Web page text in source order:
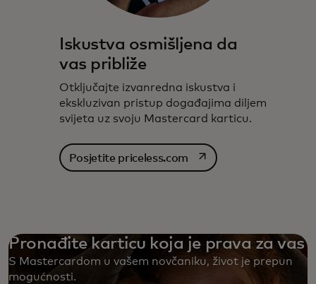
Iskustva osmišljena da
vas približe
Otključajte izvanredna iskustva i
ekskluzivan pristup događajima diljem
svijeta uz svoju Mastercard karticu.
Posjetite priceless.com opens in a new tab
Pronađite karticu koja je prava za vas
S Mastercardom u vašem novčaniku, život je prepun
mogućnosti. ‎